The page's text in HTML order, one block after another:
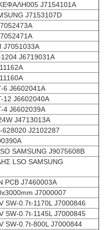
J7154101A
J7153107D
J7051033A
1204 J6719031A
J6602041A
J6602040A
J6602039A
J4713013A
J2102287
SAMSUNG J9075608B
LSO SAMSUNG
PCB J7460003A
J7000007
SW-0.7t-1170L J7000846
SW-0.7t-1145L J7000845
SW-0.7t-800L J7000844